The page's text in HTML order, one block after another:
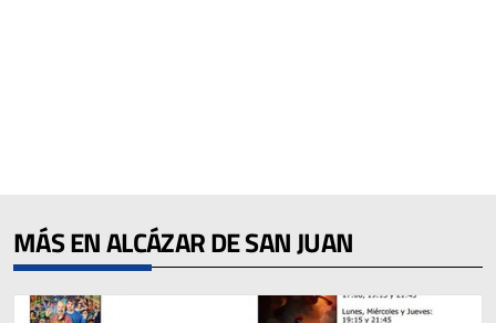
MÁS EN ALCÁZAR DE SAN JUAN